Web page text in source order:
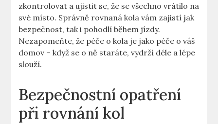
zkontrolovat a ujistit se, že se všechno vrátilo na
své místo. Správně rovnaná kola vám zajistí jak
bezpečnost, tak i pohodlí během jízdy.
Nezapomeňte, že péče o kola je jako péče o váš
domov – když se o ně staráte, vydrží déle a lépe
slouží.
Bezpečnostní opatření
při rovnání kol